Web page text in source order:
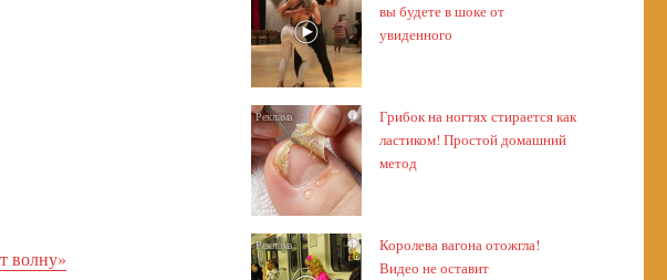
волну»
вы будете в шоке от
увиденного
i
Грибок на ногтях стирается как
ластиком! Простой домашний
метод
i
Королева вагона отожгла!
Видео не оставит